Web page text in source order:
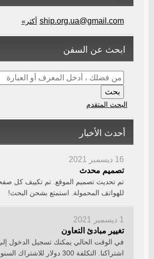
ship.org.ua@gmail.com أكثر»
ابحث عن السفن
البحث المتقدم
أحدث الأخبار
16 ديسمبر 2021
تصميم محدث
تم تحديث تصميم الموقع. تم تكييف كل
للهواتف المحمولة. استمتع بشحن البحث!
1 ديسمبر 2021
تغيير مبادئ التعاون
في الوقت الحالي يمكنك تسجيل الدخول
اشتراكنا. التكلفة 300 دولار للاشتراك